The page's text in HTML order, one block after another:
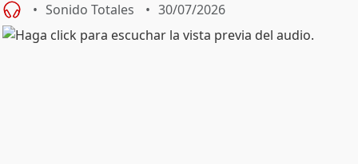
Sonido Totales 30/07/2026